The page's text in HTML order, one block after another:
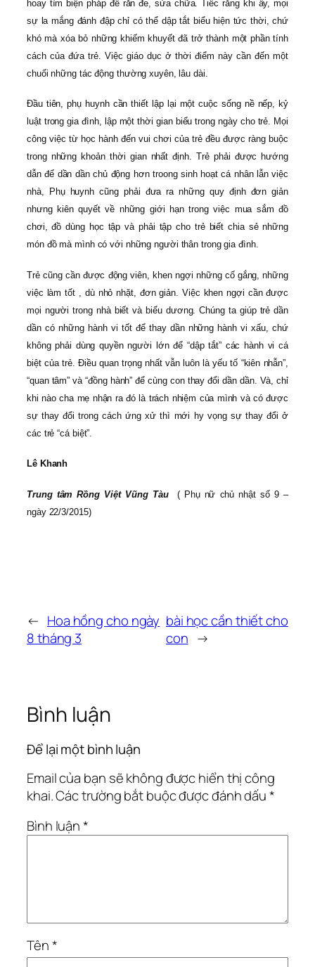
hoay tìm biện pháp để răn đe, sửa chữa. Tiếc rằng khi ấy, mọi
sự la mắng đánh đập chỉ có thể dập tắt biểu hiện tức thời, chứ
khó mà xóa bỏ những khiếm khuyết đã trở thành một phần tính
cách của đứa trẻ. Việc giáo dục ở thời điểm này cần đến một
chuối những tác động thường xuyên, lâu dài.
Đầu tiên, phụ huynh cần thiết lập lại một cuộc sống nề nếp, kỷ
luật trong gia đình, lập một thời gian biểu trong ngày cho trẻ. Mọi
công việc từ học hành đến vui chơi của trẻ đều được ràng buộc
trong những khoản thời gian nhất định. Trẻ phải được hướng
dẫn để dần dần chủ động hơn troong sinh hoạt cá nhân lẫn việc
nhà, Phụ huynh cũng phải đưa ra những quy định đơn giản
nhưng kiên quyết về những giới hạn trong việc mua sắm đồ
chơi, đồ dùng học tập và phải tập cho trẻ biết chia sẻ những
món đồ mà mình có với những người thân trong gia đình.
Trẻ cũng cần được động viên, khen ngợi những cố gắng, những
việc làm tốt , dù nhỏ nhặt, đơn giản. Việc khen ngợi cần được
mọi người trong nhà biết và biểu dương. Chúng ta giúp trẻ dần
dần có những hành vi tốt để thay dần những hành vi xấu, chứ
không phải dùng quyền người lớn để “dập tắt” các hành vi cá
biệt của trẻ. Điều quan trọng nhất vẫn luôn là yếu tố “kiên nhẫn”,
“quan tâm” và “đồng hành” để cùng con thay đổi dần dần. Và, chỉ
khi nào cha mẹ nhận ra đó là trách nhiệm của mình và có được
sự thay đổi trong cách ứng xử thì mới hy vọng sự thay đổi ở
các trẻ “cá biệt”.
Lê Khanh
Trung tâm Rồng Việt Vũng Tàu( Phụ nữ chủ nhật số 9 –
ngày 22/3/2015)
← Hoa hồng cho ngày
8 tháng 3
bài học cần thiết cho
con →
Bình luận
Để lại một bình luận
Email của bạn sẽ không được hiển thị công
khai.Các trường bắt buộc được đánh dấu*
Bình luận*
Tên*